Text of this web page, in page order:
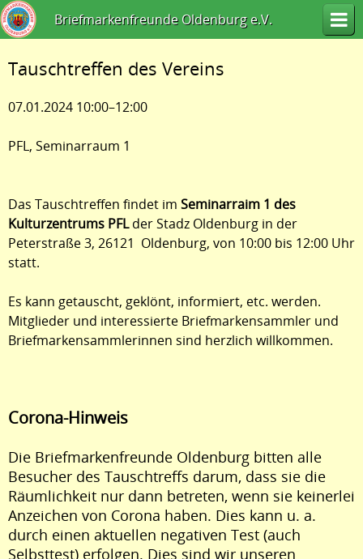
Briefmarkenfreunde Oldenburg e.V.
Tauschtreffen des Vereins
07.01.2024 10:00–12:00
PFL, Seminarraum 1
Das Tauschtreffen findet im Seminarraim 1 des
Kulturzentrums PFLder Stadz Oldenburg in der
Peterstraße 3, 26121 Oldenburg, von 10:00 bis 12:00 Uhr
statt.
Es kann getauscht, geklönt, informiert, etc. werden.
Mitglieder und interessierte Briefmarkensammler und
Briefmarkensammlerinnen sind herzlich willkommen.
Corona-Hinweis
Die Briefmarkenfreunde Oldenburg bitten alle
Besucher des Tauschtreffs darum, dass sie die
Räumlichkeit nur dann betreten, wenn sie keinerlei
Anzeichen von Corona haben. Dies kann u. a.
durch einen aktuellen negativen Test (auch
Selbsttest) erfolgen. Dies sind wir unseren